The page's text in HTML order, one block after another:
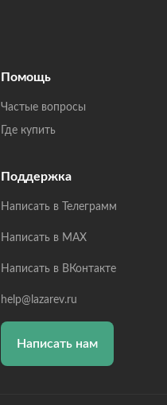
Помощь
Частые вопросы
Где купить
Поддержка
Написать в Телеграмм
Написать в MAX
Написать в ВКонтакте
help@lazarev.ru
Написать нам